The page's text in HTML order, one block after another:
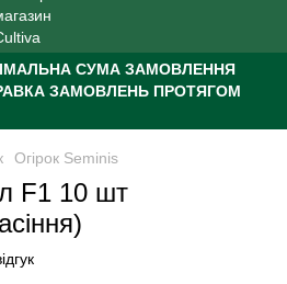
СУМА ЗАМОВЛЕННЯ
ЗАМОВЛЕНЬ ПРОТЯГОМ
Огірок Seminis
F1 10 шт